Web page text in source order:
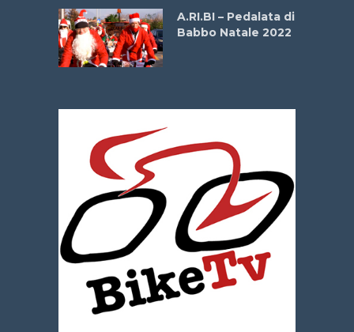
A.RI.BI – Pedalata di
Babbo Natale 2022